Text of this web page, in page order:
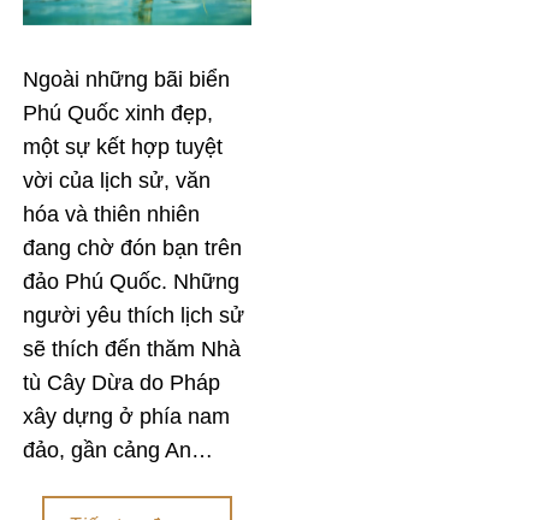
Ngoài những bãi biển
Phú Quốc xinh đẹp,
một sự kết hợp tuyệt
vời của lịch sử, văn
hóa và thiên nhiên
đang chờ đón bạn trên
đảo Phú Quốc. Những
người yêu thích lịch sử
sẽ thích đến thăm Nhà
tù Cây Dừa do Pháp
xây dựng ở phía nam
đảo, gần cảng An…